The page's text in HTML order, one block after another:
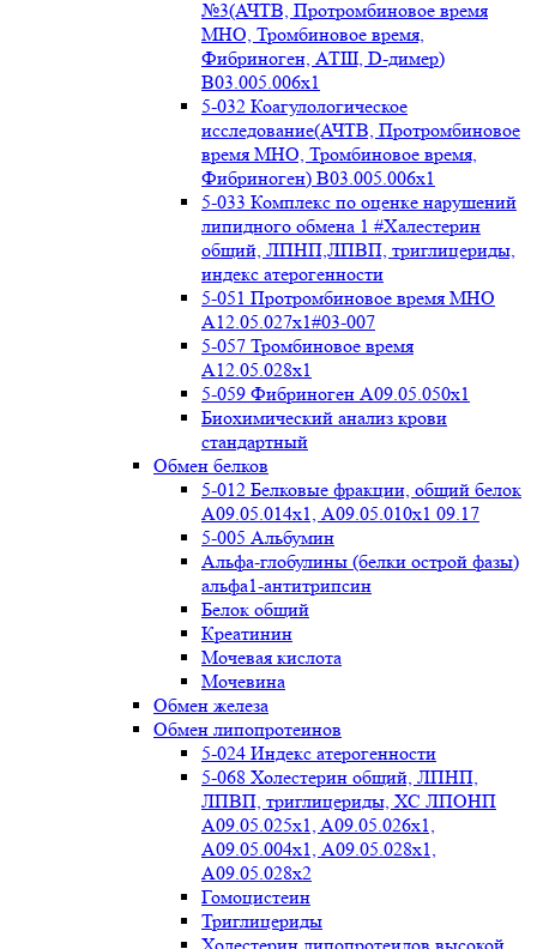
№3(АЧТВ, Протромбиновое время
МНО, Тромбиновое время,
Фибриноген, АТIII, D-димер)
B03.005.006x1
5-032 Коагулологическое
исследование(АЧТВ, Протромбиновое
время МНО, Тромбиновое время,
Фибриноген) B03.005.006x1
5-033 Комплекс по оценке нарушений
липидного обмена 1 #Халестерин
общий, ЛПНП,ЛПВП, триглицериды,
индекс атерогенности
5-051 Протромбиновое время МНО
А12.05.027x1#03-007
5-057 Тромбиновое время
А12.05.028x1
5-059 Фибриноген А09.05.050x1
Биохимический анализ крови
стандартный
Обмен белков
5-012 Белковые фракции, общий белок
А09.05.014х1, А09.05.010х1 09.17
5-005 Альбумин
Альфа-глобулины (белки острой фазы)
альфа1-антитрипсин
Белок общий
Креатинин
Мочевая кислота
Мочевина
Обмен железа
Обмен липопротеинов
5-024 Индекс атерогенности
5-068 Холестерин общий, ЛПНП,
ЛПВП, триглицериды, ХС ЛПОНП
А09.05.025x1, A09.05.026х1,
А09.05.004х1, А09.05.028х1,
А09.05.028х2
Гомоцистеин
Триглицериды